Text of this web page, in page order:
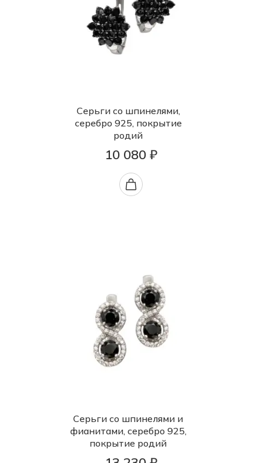
Серьги со шпинелями,
серебро 925, покрытие
родий
10 080 ₽
Серьги со шпинелями и
фианитами, серебро 925,
покрытие родий